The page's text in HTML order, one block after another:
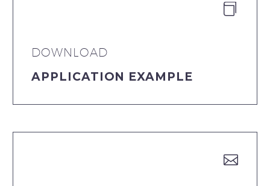


DOWNLOAD
APPLICATION EXAMPLE

